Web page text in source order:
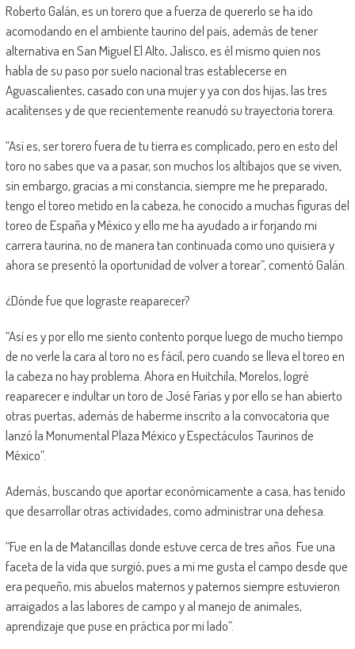
Roberto Galán, es un torero que a fuerza de quererlo se ha ido
acomodando en el ambiente taurino del país, además de tener
alternativa en San Miguel El Alto, Jalisco, es él mismo quien nos
habla de su paso por suelo nacional tras establecerse en
Aguascalientes, casado con una mujer y ya con dos hijas, las tres
acalitenses y de que recientemente reanudó su trayectoria torera.
“Así es, ser torero fuera de tu tierra es complicado, pero en esto del
toro no sabes que va a pasar, son muchos los altibajos que se viven,
sin embargo, gracias a mi constancia, siempre me he preparado,
tengo el toreo metido en la cabeza, he conocido a muchas figuras del
toreo de España y México y ello me ha ayudado a ir forjando mi
carrera taurina, no de manera tan continuada como uno quisiera y
ahora se presentó la oportunidad de volver a torear”, comentó Galán.
¿Dónde fue que lograste reaparecer?
“Así es y por ello me siento contento porque luego de mucho tiempo
de no verle la cara al toro no es fácil, pero cuando se lleva el toreo en
la cabeza no hay problema. Ahora en Huitchila, Morelos, logré
reaparecer e indultar un toro de José Farías y por ello se han abierto
otras puertas, además de haberme inscrito a la convocatoria que
lanzó la Monumental Plaza México y Espectáculos Taurinos de
México”.
Además, buscando que aportar económicamente a casa, has tenido
que desarrollar otras actividades, como administrar una dehesa.
“Fue en la de Matancillas donde estuve cerca de tres años. Fue una
faceta de la vida que surgió, pues a mí me gusta el campo desde que
era pequeño, mis abuelos maternos y paternos siempre estuvieron
arraigados a las labores de campo y al manejo de animales,
aprendizaje que puse en práctica por mi lado”.